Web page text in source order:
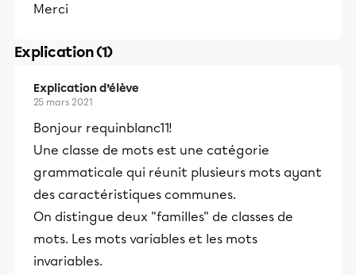
Merci
Explication (1)
Explication d’élève
25 mars 2021
Bonjour requinblanc11!
​​​Une classe de mots est une catégorie
grammaticale qui réunit plusieurs mots ayant
des caractéristiques communes.
On distingue deux "familles" de classes de
mots. Les mots variables et les mots
invariables.